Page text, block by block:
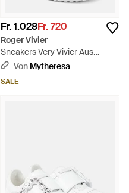
Fr. 1.028Fr. 720
Roger Vivier
Sneakers Very Vivier Aus
Denim - Blau
Von Mytheresa
SALE